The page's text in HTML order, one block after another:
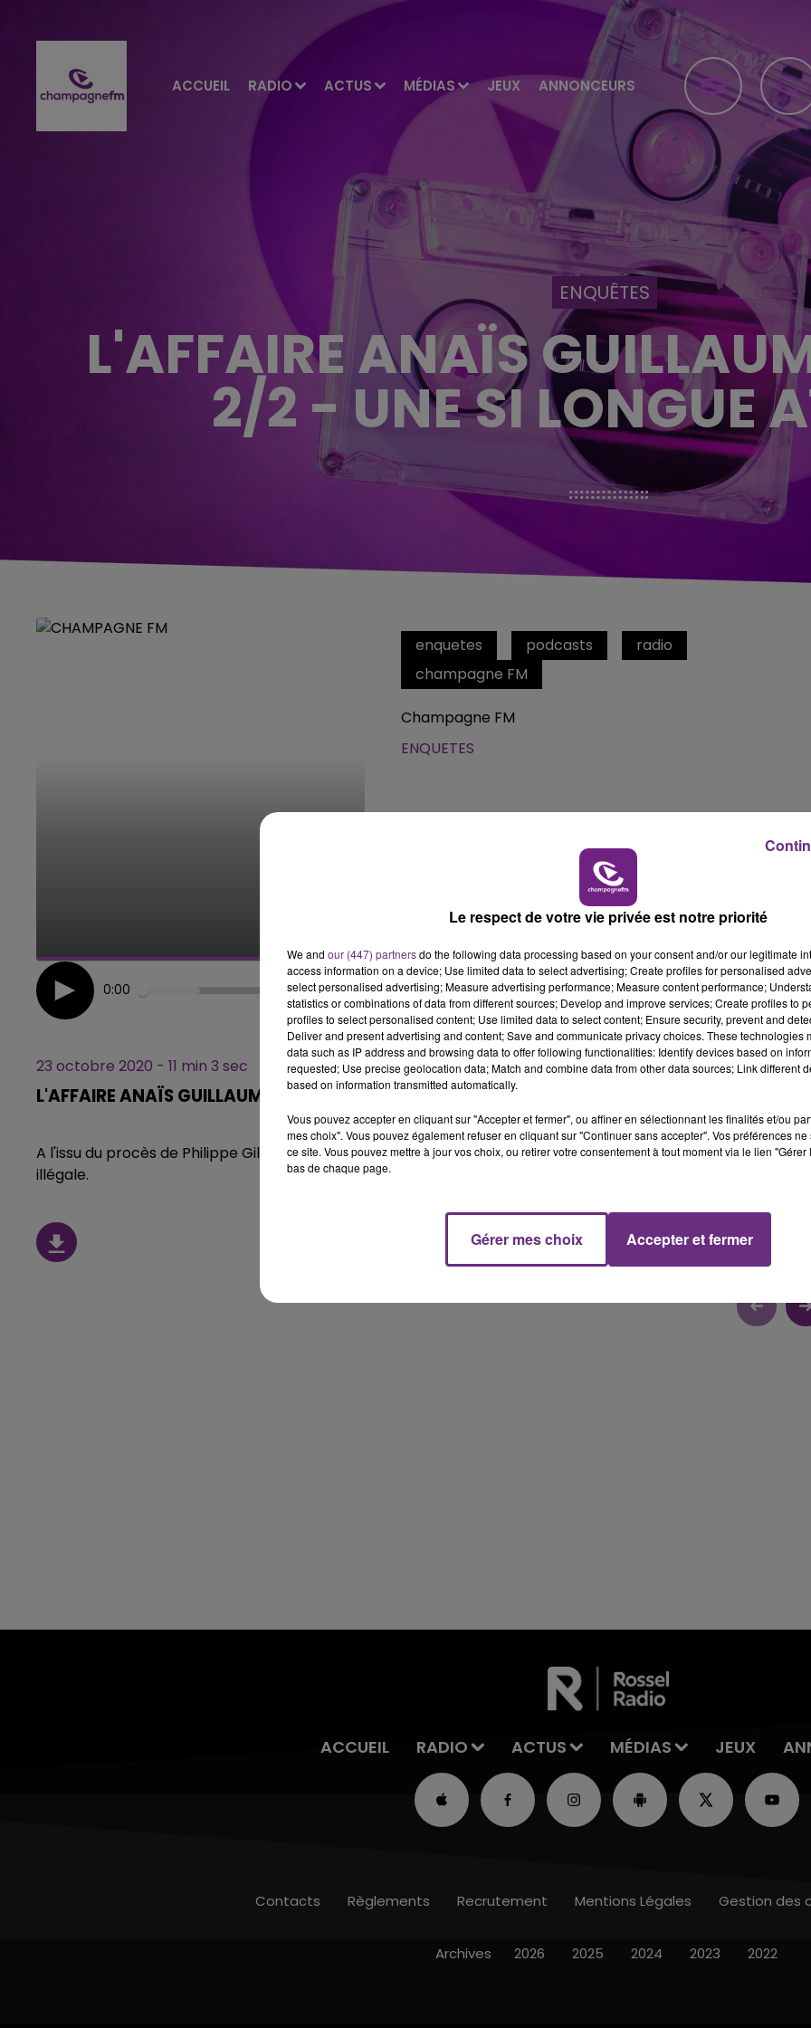
ACCUEIL RADIO ACTUS MÉDIAS JEUX ANNONCEURS
LE BEST OF DE LA FAMILLE
CHAMPAGNE FM
ENQUÊTES
L'AFFAIRE ANAÏS
2/2 - UNE SI LONGUE
enquetes podcasts
radio
champagne FM
Champagne FM
ENQUETES
0:00 11 min 3
23 octobre 2020 - 11 min 3 sec
L'AFFAIRE ANAÏS GUILLAUME - EPISODE 2/2 - UNE SI LONGUE ATTENTE
A l'issu du procès de Philippe Gillet, Mathieu Livoreil, journaliste à l'union apprend que la peine prononcée est
illégale.
ACCUEIL RADIO ACTUS MÉDIAS JEUX
Contacts Règlements Recrutement Mentions Légales Gestion des
Archives 2026 2025 2024 2023 2022
Le respect de votre vie privée est notre priorité
We and our (447) partnersdo the following data processing based on your consent and/or our legitimate
access information on a device; Use limited data to select advertising; Create profiles for personalised
select personalised advertising; Measure advertising performance; Measure content performance;
statistics or combinations of data from different sources; Develop and improve services; Create profiles to
profiles to select personalised content; Use limited data to select content; Ensure security, prevent and
Deliver and present advertising and content; Save and communicate privacy choices. These technologies
data such as IP address and browsing data to offer following functionalities: Identify devices based on
requested; Use precise geolocation data; Match and combine data from other data sources; Link different
based on information transmitted automatically.
Vous pouvez accepter en cliquant sur "Accepter et fermer", ou affiner en sélectionnant les finalités et/ou
mes choix". Vous pouvez également refuser en cliquant sur "Continuer sans accepter". Vos préférences
ce site. Vous pouvez mettre à jour vos choix, ou retirer votre consentement à tout moment via le lien
bas de chaque page.
Gérer mes choix Accepter et fermer